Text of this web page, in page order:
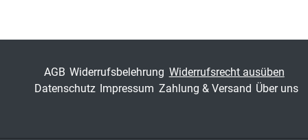
AGB Widerrufsbelehrung Widerrufsrecht ausüben
Datenschutz Impressum Zahlung & Versand Über uns